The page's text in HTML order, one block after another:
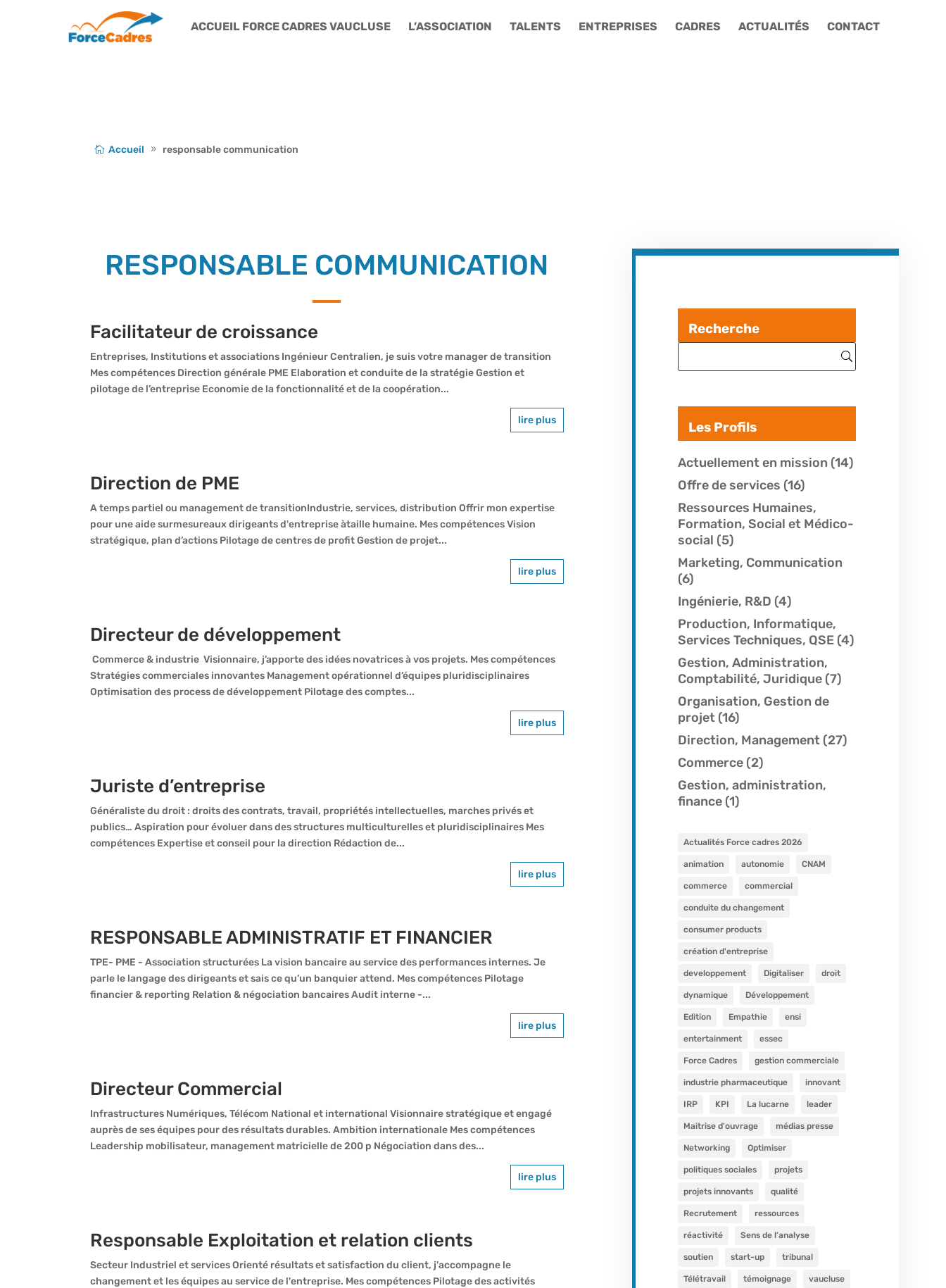
ACCUEIL FORCE CADRES VAUCLUSE L’ASSOCIATION TALENTS ENTREPRISES CADRES ACTUALITÉS CONTACT
Accueil responsable communication
RESPONSABLE COMMUNICATION
Facilitateur de croissance
Entreprises, Institutions et associations Ingénieur Centralien, je suis votre manager de transition
Mes compétences Direction générale PME Elaboration et conduite de la stratégie Gestion et
pilotage de l’entreprise Economie de la fonctionnalité et de la coopération...
lire plus
Direction de PME
A temps partiel ou management de transitionIndustrie, services, distribution Offrir mon expertise
pour une aide surmesureaux dirigeants d'entreprise àtaille humaine. Mes compétences Vision
stratégique, plan d’actions Pilotage de centres de profit Gestion de projet...
lire plus
Directeur de développement
Commerce & industrie Visionnaire, j’apporte des idées novatrices à vos projets. Mes compétences
Stratégies commerciales innovantes Management opérationnel d’équipes pluridisciplinaires
Optimisation des process de développement Pilotage des comptes...
lire plus
Juriste d’entreprise
Généraliste du droit : droits des contrats, travail, propriétés intellectuelles, marches privés et
publics… Aspiration pour évoluer dans des structures multiculturelles et pluridisciplinaires Mes
compétences Expertise et conseil pour la direction Rédaction de...
lire plus
RESPONSABLE ADMINISTRATIF ET FINANCIER
TPE- PME - Association structurées La vision bancaire au service des performances internes. Je
parle le langage des dirigeants et sais ce qu’un banquier attend. Mes compétences Pilotage
financier & reporting Relation & négociation bancaires Audit interne -...
lire plus
Directeur Commercial
Infrastructures Numériques, Télécom National et international Visionnaire stratégique et engagé
auprès de ses équipes pour des résultats durables. Ambition internationale Mes compétences
Leadership mobilisateur, management matricielle de 200 p Négociation dans des...
lire plus
Responsable Exploitation et relation clients
Secteur Industriel et services Orienté résultats et satisfaction du client, j'accompagne le
changement et les équipes au service de l'entreprise. Mes compétences Pilotage des activités
Recherche
Les Profils
Actuellement en mission (14)
Offre de services (16)
Ressources Humaines,
Formation, Social et Médico-
social (5)
Marketing, Communication
(6)
Ingénierie, R&D (4)
Production, Informatique,
Services Techniques, QSE (4)
Gestion, Administration,
Comptabilité, Juridique (7)
Organisation, Gestion de
projet (16)
Direction, Management (27)
Commerce (2)
Gestion, administration,
finance (1)
Actualités Force cadres 2026
animation autonomie CNAM
commerce commercial
conduite du changement
consumer products
création d'entreprise
developpement Digitaliser droit
dynamique Développement
Edition Empathie ensi
entertainment essec
Force Cadres gestion commerciale
industrie pharmaceutique innovant
IRP KPI La lucarne leader
Maitrise d'ouvrage médias presse
Networking Optimiser
politiques sociales projets
projets innovants qualité
Recrutement ressources
réactivité Sens de l’analyse
soutien start-up tribunal
Télétravail témoignage vaucluse